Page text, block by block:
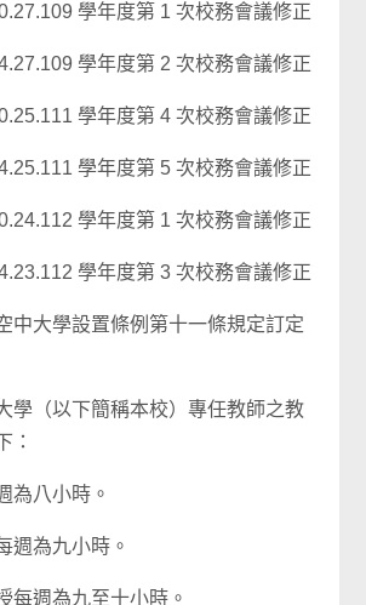
學年度第 1 次校務會議修正
學年度第 2 次校務會議修正
學年度第 4 次校務會議修正
學年度第 5 次校務會議修正
學年度第 1 次校務會議修正
學年度第 3 次校務會議修正
中大學設置條例第十一條規定訂定
學（以下簡稱本校）專任教師之教
：
為八小時。
週為九小時。
每週為九至十小時。